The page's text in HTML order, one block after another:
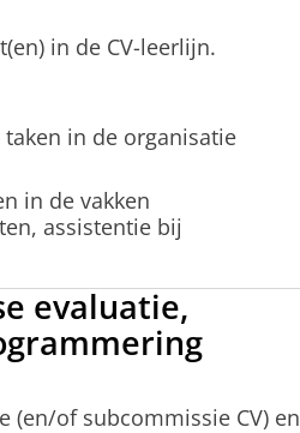
in de CV-leerlijn.
in de organisatie
in de vakken
assistentie bij
evaluatie,
of subcommissie CV) en